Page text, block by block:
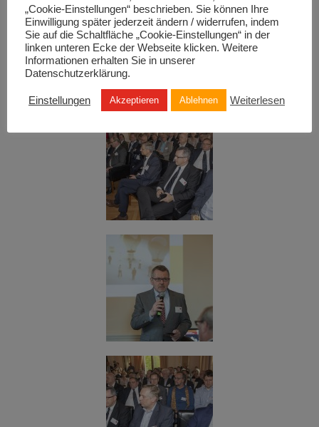
„Cookie-Einstellungen“ beschrieben. Sie können Ihre
Einwilligung später jederzeit ändern / widerrufen, indem
Sie auf die Schaltfläche „Cookie-Einstellungen“ in der
linken unteren Ecke der Webseite klicken. Weitere
Informationen erhalten Sie in unserer
Datenschutzerklärung.
Einstellungen Akzeptieren Ablehnen Weiterlesen